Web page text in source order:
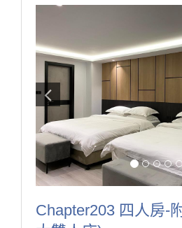
除了跟Room201一樣有獨立客廳
還有一個最吸引人的空間！也是
特色，
就是開啟臥室門後，便能看到充
那是我們細心挑選細心照顧的成果
想像一早被陽光叫醒，睜開眼就
境，
搭配早晨的一杯咖啡，再美好不過
而另外一點特色就是，
Room202有整棟唯一的按摩浴缸
的疲憊都得以紓緩。
Chapter203 四人房-